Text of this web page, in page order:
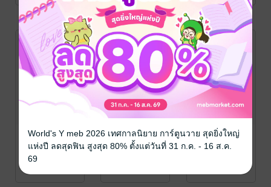
World's Y meb 2026 เทศกาลนิยาย การ์ตูนวาย สุดยิ่งใหญ่
แห่งปี ลดสุดฟิน สูงสุด 80% ตั้งแต่วันที่ 31 ก.ค. - 16 ส.ค.
69